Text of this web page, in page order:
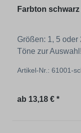
Farbton schwarz
Größen: 1, 5
Töne zur Auswahl!
Artikel-Nr.: 61001-
Regulärer Preis:
ab 13,18 € *